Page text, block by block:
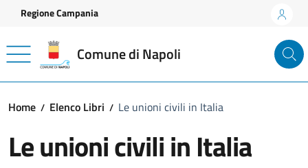
Vai ai contenuti
Vai al footer
Regione Campania
Comune di Napoli
Home Elenco Libri Le unioni civili in Italia
Le unioni civili in Italia